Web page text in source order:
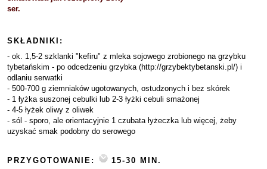
ser.
SKŁADNIKI:
- ok. 1,5-2 szklanki "kefiru" z mleka sojowego zrobionego na grzybku
tybetańskim - po odcedzeniu grzybka (http://grzybektybetanski.pl/) i
odlaniu serwatki
- 500-700 g ziemniaków ugotowanych, ostudzonych i bez skórek
- 1 łyżka suszonej cebulki lub 2-3 łyżki cebuli smażonej
- 4-5 łyżek oliwy z oliwek
- sól - sporo, ale orientacyjnie 1 czubata łyżeczka lub więcej, żeby
uzyskać smak podobny do serowego
PRZYGOTOWANIE:
15-30 MIN.